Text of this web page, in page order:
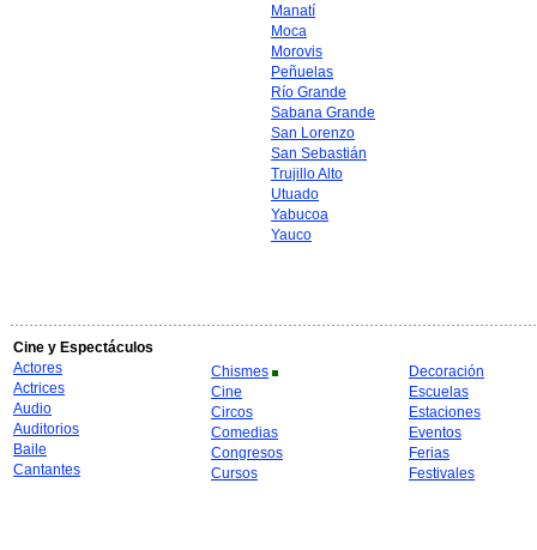
Manatí
Moca
Morovis
Peñuelas
Río Grande
Sabana Grande
San Lorenzo
San Sebastián
Trujillo Alto
Utuado
Yabucoa
Yauco
Cine y Espectáculos
Actores
Actrices
Audio
Auditorios
Baile
Cantantes
Chismes
Cine
Circos
Comedias
Congresos
Cursos
Decoración
Escuelas
Estaciones
Eventos
Ferias
Festivales